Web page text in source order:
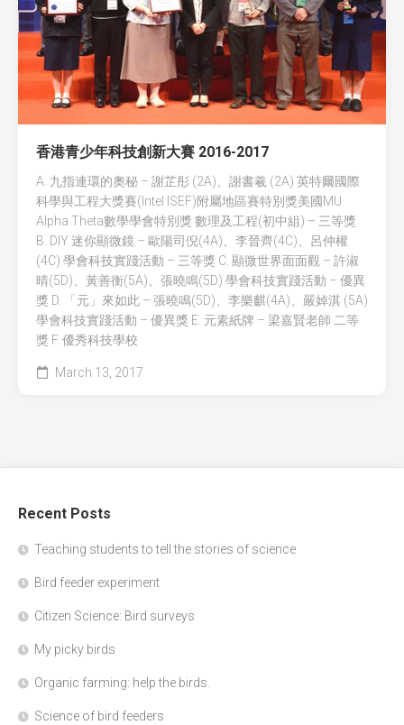
香港青少年科技創新大賽 2016-2017
A. 九指連環的奧秘 – 謝芷彤 (2A)、謝書羲 (2A) 英特爾國際
科學與工程大獎賽(Intel ISEF)附屬地區賽特別獎美國MU
Alpha Theta數學學會特別獎 數理及工程(初中組) – 三等獎
B. DIY 迷你顯微鏡 – 歐陽司倪(4A)、李晉齊(4C)、呂仲權
(4C) 學會科技實踐活動 – 三等獎 C. 顯微世界面面觀 – 許淑
晴(5D)、黃善衡(5A)、張曉鳴(5D) 學會科技實踐活動 – 優異
獎 D. 「元」來如此 – 張曉鳴(5D)、李樂麒(4A)、嚴婥淇 (5A)
學會科技實踐活動 – 優異獎 E. 元素紙牌 – 梁嘉賢老師 二等
獎 F. 優秀科技學校
March 13, 2017
Recent Posts
Teaching students to tell the stories of science
Bird feeder experiment
Citizen Science: Bird surveys
My picky birds
Organic farming: help the birds.
Science of bird feeders